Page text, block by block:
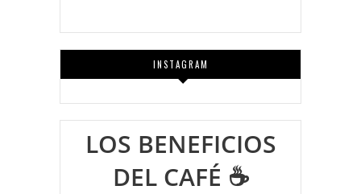
INSTAGRAM
LOS BENEFICIOS
DEL CAFÉ ☕